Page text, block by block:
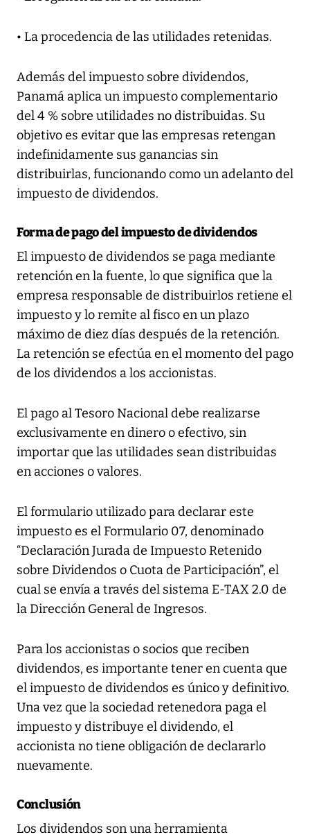
• La procedencia de las utilidades retenidas.
Además del impuesto sobre dividendos,
Panamá aplica un impuesto complementario
del 4 % sobre utilidades no distribuidas. Su
objetivo es evitar que las empresas retengan
indefinidamente sus ganancias sin
distribuirlas, funcionando como un adelanto del
impuesto de dividendos.
Forma de pago del impuesto de dividendos
El impuesto de dividendos se paga mediante
retención en la fuente, lo que significa que la
empresa responsable de distribuirlos retiene el
impuesto y lo remite al fisco en un plazo
máximo de diez días después de la retención.
La retención se efectúa en el momento del pago
de los dividendos a los accionistas.
El pago al Tesoro Nacional debe realizarse
exclusivamente en dinero o efectivo, sin
importar que las utilidades sean distribuidas
en acciones o valores.
El formulario utilizado para declarar este
impuesto es el Formulario 07, denominado
“Declaración Jurada de Impuesto Retenido
sobre Dividendos o Cuota de Participación”, el
cual se envía a través del sistema E-TAX 2.0 de
la Dirección General de Ingresos.
Para los accionistas o socios que reciben
dividendos, es importante tener en cuenta que
el impuesto de dividendos es único y definitivo.
Una vez que la sociedad retenedora paga el
impuesto y distribuye el dividendo, el
accionista no tiene obligación de declararlo
nuevamente.
Conclusión
Los dividendos son una herramienta